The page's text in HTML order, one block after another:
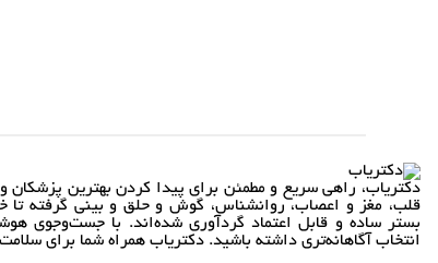
دکتریاب، راهی سریع و مطمئن برای پیدا کردن بهترین
قلب، مغز و اعصاب، روانشناس، گوش و حلق و بینی گرفته تا
بستر ساده و قابل اعتماد گردآوری شده‌اند. با جست‌وجوی
انتخاب آگاهانه‌تری داشته باشید. دکتریاب همراه شما برای